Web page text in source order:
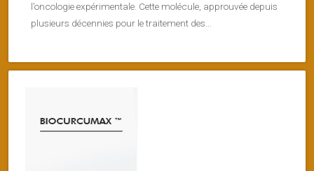
l’oncologie expérimentale. Cette molécule, approuvée depuis
plusieurs décennies pour le traitement des...